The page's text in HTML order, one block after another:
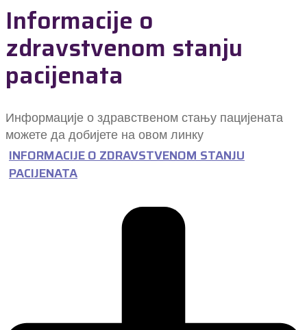
Informacije o
zdravstvenom stanju
pacijenata
Информације о здравственом стању пацијената
можете да добијете на овом линку
INFORMACIJE O ZDRAVSTVENOM STANJU
PACIJENATA